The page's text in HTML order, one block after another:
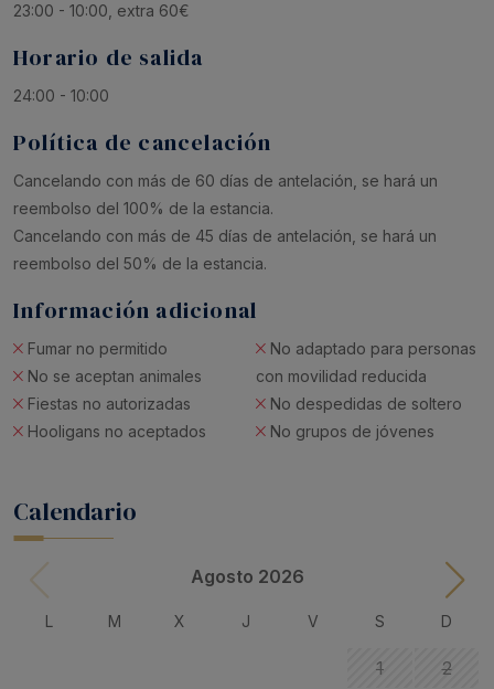
23:00 - 10:00, extra 60€
Horario de salida
24:00 - 10:00
Política de cancelación
Cancelando con más de 60 días de antelación, se hará un
reembolso del 100% de la estancia.
Cancelando con más de 45 días de antelación, se hará un
reembolso del 50% de la estancia.
Información adicional
Fumar no permitido
No se aceptan animales
Fiestas no autorizadas
Hooligans no aceptados
con movilidad reducida
No despedidas de soltero
No grupos de jóvenes
Calendario
Agosto 2026
L M X J V S D
1
2